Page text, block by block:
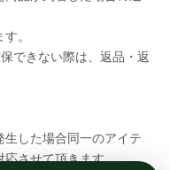
。
できない際は、返品・返
した場合同一のアイテ
応させて頂きます。